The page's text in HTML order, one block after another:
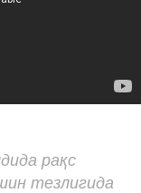
рақс
тезлигида